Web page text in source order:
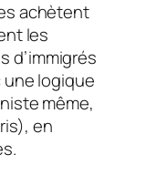
achètent
les
d’immigrés
logique
même,
en